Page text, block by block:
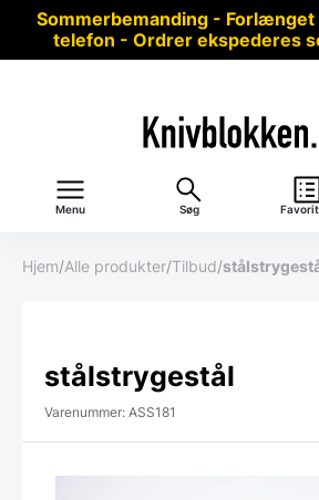
Sommerbemanding - Forlænget
telefon - Ordrer ekspederes
Menu Søg
Hjem/Alle produkter/Tilbud/
stålstrygestål
Varenummer: ASS181